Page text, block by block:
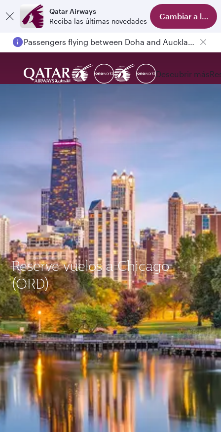
Qatar Airways
Reciba las últimas novedades
Cambiar a la
Passengers flying between Doha and Auckland on QR914 and QR915
Descubrir más
Reserve vuelos a Chicago
(ORD)